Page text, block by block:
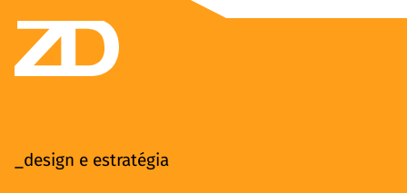
_design e estratégia